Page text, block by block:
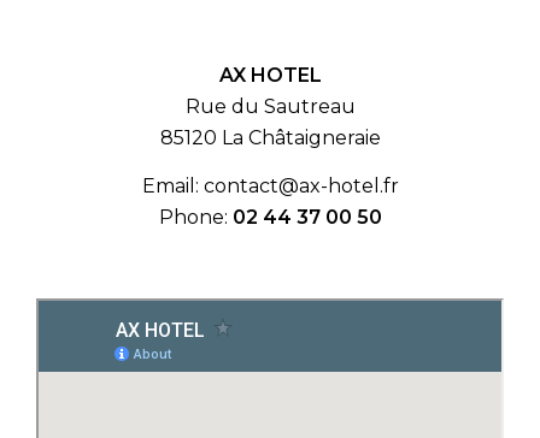
Double Room
Twin Room
Family Room
Activities
Contact Us
AX HOTEL
Rue du Sautreau
85120 La Châtaigneraie
Email: contact@ax-hotel.fr
Phone: 02 44 37 00 50